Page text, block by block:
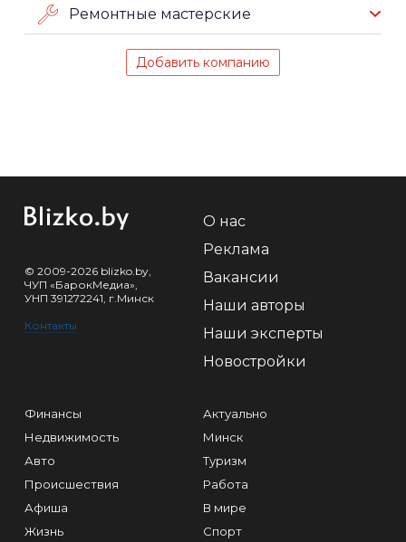
Ремонтные мастерские
Добавить компанию
© 2009-2026 blizko.by,
ЧУП «БарокМедиа»,
УНП 391272241, г.Минск
Контакты
О нас
Реклама
Вакансии
Наши авторы
Наши эксперты
Новостройки
Финансы
Недвижимость
Авто
Происшествия
Афиша
Жизнь
Актуально
Минск
Туризм
Работа
В мире
Спорт